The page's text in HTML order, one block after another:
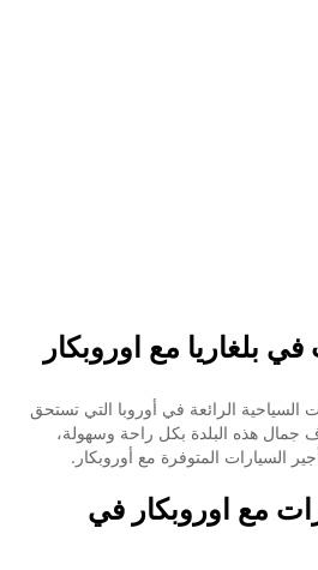
بلغاريا مع اوروبكار
السياحية الرائعة في أوروبا التي تستحق
جمال هذه البلدة بكل راحة وسهولة،
السيارات المتوفرة مع أوروبكار.
مع اوروبكار في